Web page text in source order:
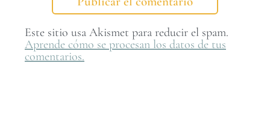
Este sitio usa Akismet para reducir el spam.
Aprende cómo se procesan los datos de tus
comentarios.